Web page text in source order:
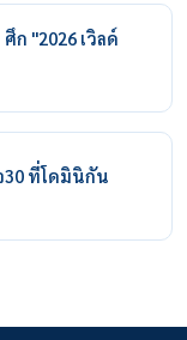
ก "2026 เวิลด์
30 ที่โดมินิกัน